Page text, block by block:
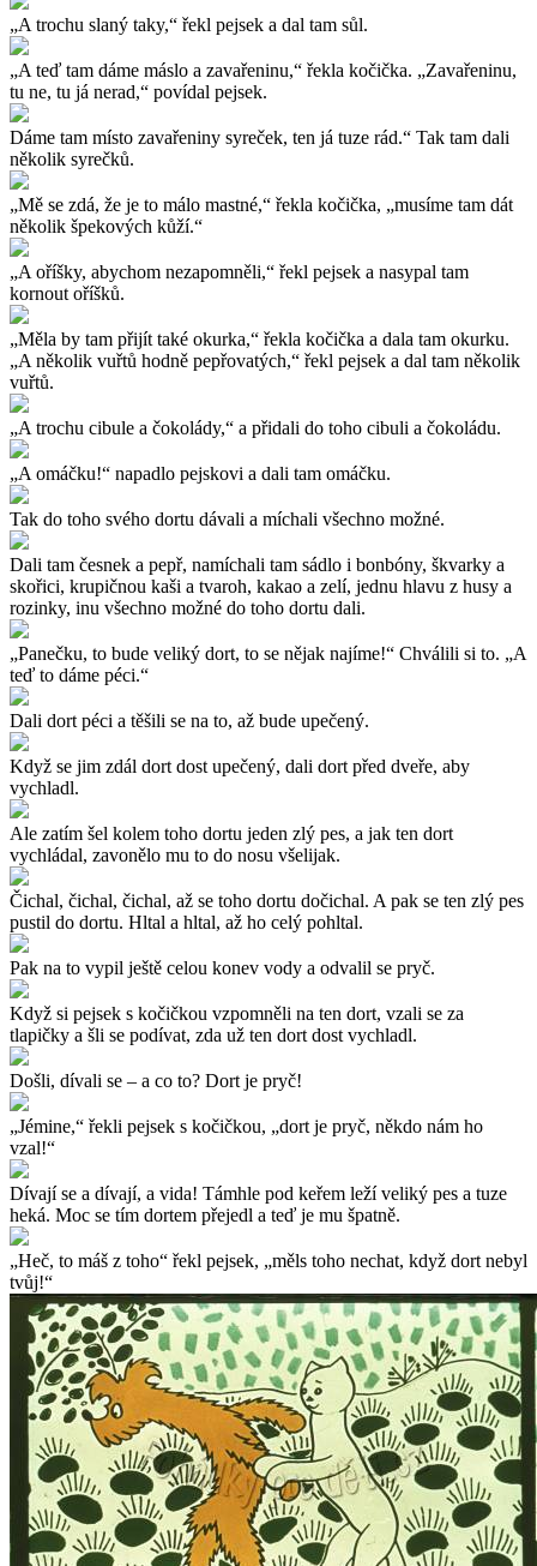
„A trochu slaný taky,“ řekl pejsek a dal tam sůl.
„A teď tam dáme máslo a zavařeninu,“ řekla kočička. „Zavařeninu,
tu ne, tu já nerad,“ povídal pejsek.
Dáme tam místo zavařeniny syreček, ten já tuze rád.“ Tak tam dali
několik syrečků.
„Mě se zdá, že je to málo mastné,“ řekla kočička, „musíme tam dát
několik špekových kůží.“
„A oříšky, abychom nezapomněli,“ řekl pejsek a nasypal tam
kornout oříšků.
„Měla by tam přijít také okurka,“ řekla kočička a dala tam okurku.
„A několik vuřtů hodně pepřovatých,“ řekl pejsek a dal tam několik
vuřtů.
„A trochu cibule a čokolády,“ a přidali do toho cibuli a čokoládu.
„A omáčku!“ napadlo pejskovi a dali tam omáčku.
Tak do toho svého dortu dávali a míchali všechno možné.
Dali tam česnek a pepř, namíchali tam sádlo i bonbóny, škvarky a
skořici, krupičnou kaši a tvaroh, kakao a zelí, jednu hlavu z husy a
rozinky, inu všechno možné do toho dortu dali.
„Panečku, to bude veliký dort, to se nějak najíme!“ Chválili si to. „A
teď to dáme péci.“
Dali dort péci a těšili se na to, až bude upečený.
Když se jim zdál dort dost upečený, dali dort před dveře, aby
vychladl.
Ale zatím šel kolem toho dortu jeden zlý pes, a jak ten dort
vychládal, zavonělo mu to do nosu všelijak.
Čichal, čichal, čichal, až se toho dortu dočichal. A pak se ten zlý pes
pustil do dortu. Hltal a hltal, až ho celý pohltal.
Pak na to vypil ještě celou konev vody a odvalil se pryč.
Když si pejsek s kočičkou vzpomněli na ten dort, vzali se za
tlapičky a šli se podívat, zda už ten dort dost vychladl.
Došli, dívali se – a co to? Dort je pryč!
„Jémine,“ řekli pejsek s kočičkou, „dort je pryč, někdo nám ho
vzal!“
Dívají se a dívají, a vida! Támhle pod keřem leží veliký pes a tuze
heká. Moc se tím dortem přejedl a teď je mu špatně.
„Heč, to máš z toho“ řekl pejsek, „měls toho nechat, když dort nebyl
tvůj!“